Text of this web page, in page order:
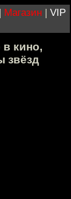
| Магазин | VIP
кино,
звёзд